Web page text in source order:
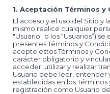
1. Aceptación Términos y
El acceso y el uso del Sitio y
mismo realice cualquier
"Usuario" o los “Usuarios”)
presentes Términos y
acepte estos Términos y
carácter obligatorio y
acceder, utilizar y realizar
Usuario debe leer, entender
establecidas en los
registración como Usuario